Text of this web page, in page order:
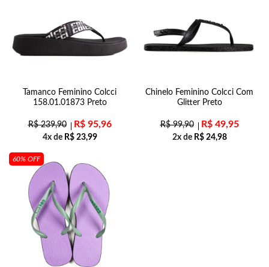
Tamanco Feminino Colcci
158.01.01873 Preto
R$239,90 R$95,96
4x de R$23,99
Chinelo Feminino Colcci Com
Glitter Preto
R$99,90 R$49,95
2x de R$24,98
60% OFF